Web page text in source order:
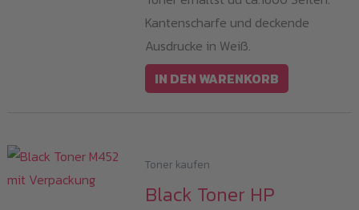
Kantenscharfe und deckende
Ausdrucke in Weiß.
IN DEN WARENKORB
Toner kaufen
Black Toner HP